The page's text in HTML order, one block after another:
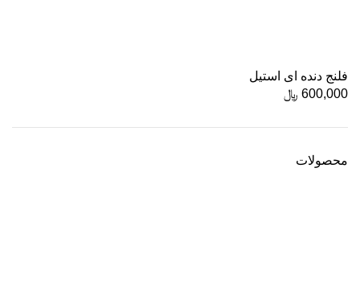
فلنج دنده ای استیل
600,000 ﷼
محصولات